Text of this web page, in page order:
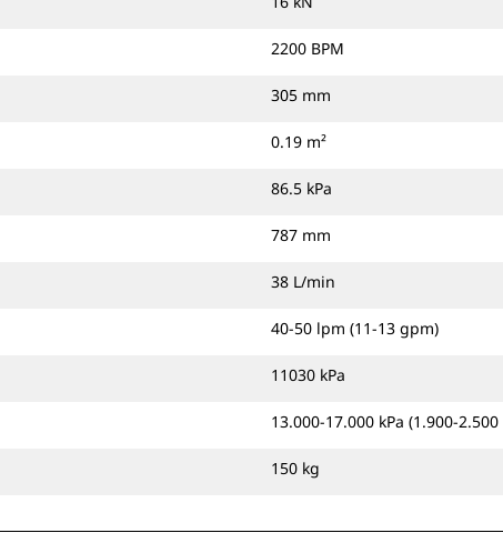
2200 BPM
305 mm
0.19 m²
86.5 kPa
787 mm
38 L/min
40-50 lpm (11-13 gpm)
11030 kPa
13.000-17.000 kPa (1.900-
150 kg